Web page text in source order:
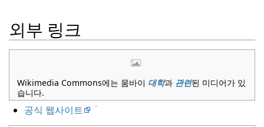
외부 링크
Wikimedia Commons에는 뭄바이 대학과 관련된 미디어가 있
습니다.
공식 웹사이트